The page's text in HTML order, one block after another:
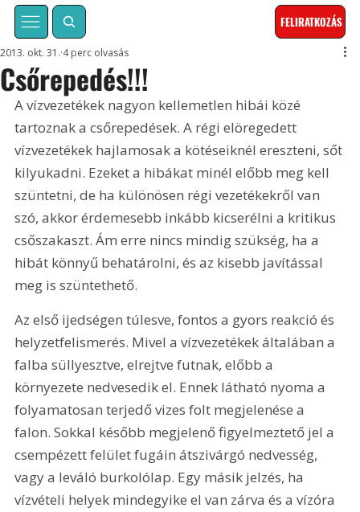
FELIRATKOZÁS
Csőrepedés!!!
2013. okt. 31. 4 perc olvasás
A vízvezetékek nagyon kellemetlen hibái közé
tartoznak a csőrepedések. A régi elöregedett
vízvezetékek hajlamosak a kötéseiknél ereszteni, sőt
kilyukadni. Ezeket a hibákat minél előbb meg kell
szüntetni, de ha különösen régi vezetékekről van
szó, akkor érdemesebb inkább kicserélni a kritikus
csőszakaszt. Ám erre nincs mindig szükség, ha a
hibát könnyű behatárolni, és az kisebb javítással
meg is szüntethető.
Az első ijedségen túlesve, fontos a gyors reakció és
helyzetfelismerés. Mivel a vízvezetékek általában a
falba süllyesztve, elrejtve futnak, előbb a
környezete nedvesedik el. Ennek látható nyoma a
folyamatosan terjedő vizes folt megjelenése a
falon. Sokkal később megjelenő figyelmeztető jel a
csempézett felület fugáin átszivárgó nedvesség,
vagy a leváló burkolólap. Egy másik jelzés, ha
vízvételi helyek mindegyike el van zárva és a vízóra